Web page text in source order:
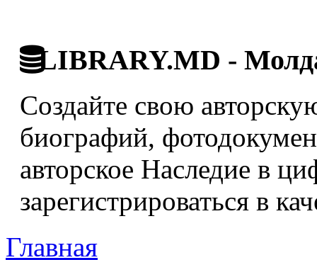
LIBRARY.MD -
Создайте свою
биографий,
авторское Наследие в
зарегистрироваться в
Главная